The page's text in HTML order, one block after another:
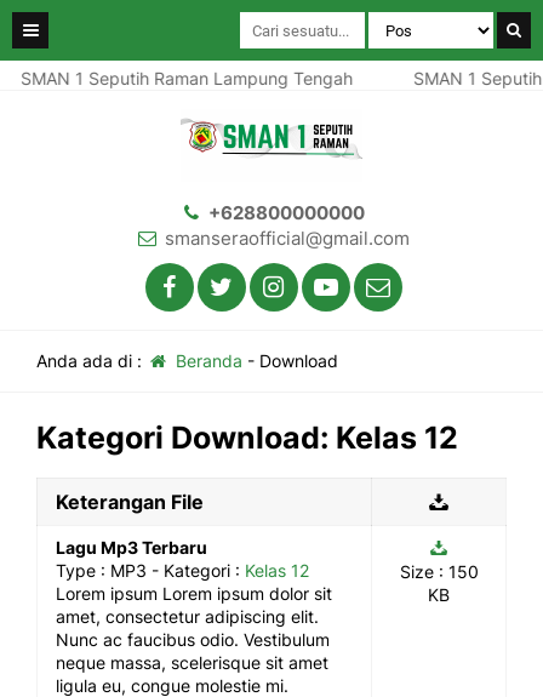
SMAN 1 Seputih Raman Lampung Tengah SMAN 1
+628800000000
smanseraofficial@gmail.com
Anda ada di : Beranda - Download
Kategori Download: Kelas 12
Keterangan File
Lagu Mp3 Terbaru
Type : MP3 - Kategori : Kelas 12
Lorem ipsum Lorem ipsum dolor sit
amet, consectetur adipiscing elit.
Nunc ac faucibus odio. Vestibulum
neque massa, scelerisque sit amet
ligula eu, congue molestie mi.
Size : 150
KB